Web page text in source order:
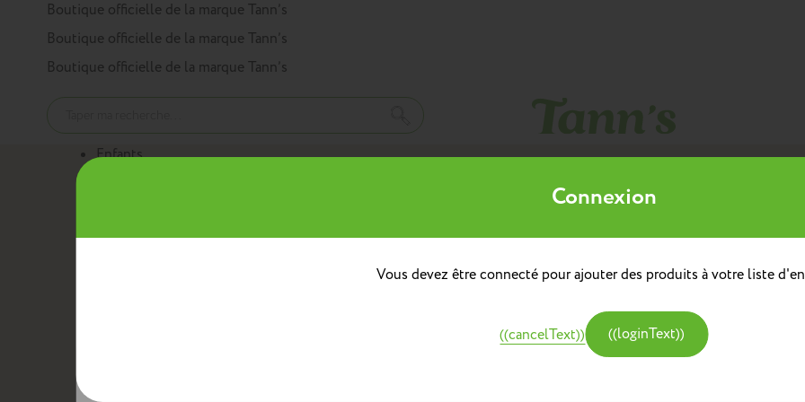
Panneau de gestion des cookies
Boutique officielle de la marque Tann’s
Boutique officielle de la marque Tann’s
Boutique officielle de la marque Tann’s
Enfants
Boîtes à goûterSacs bananesSacs repas avec bandoulièreSacs à dos repas
Collège
Mes listes d'envies
((title))
((label))
Connexion
Vous devez être connecté pour ajouter des produits à votre liste
((cancelText)) ((loginText))